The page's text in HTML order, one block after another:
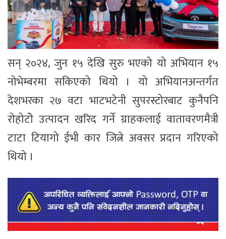
सन् २०२४, जुन १५ देखि सुरु भएको यो अभियान १५
नोभेम्बरमा सकिएको थियो । यो अभियानअन्तर्गत
देशभरका २७ वटा भाटभटेनी सुपरस्टोरबाट कुनैपनि
रोहोटोे उत्पादन खरिद गर्ने ग्राहकलाई वातावरणमैत्री
टाटा टियागो ईभी कार जित्ने अवसर प्रदान गरिएको
थियो ।